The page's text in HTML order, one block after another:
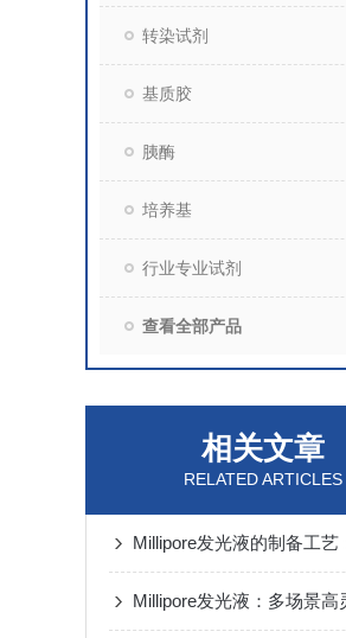
转染试剂
基质胶
胰酶
培养基
行业专业试剂
查看全部产品
相关文章
RELATED ARTICLES